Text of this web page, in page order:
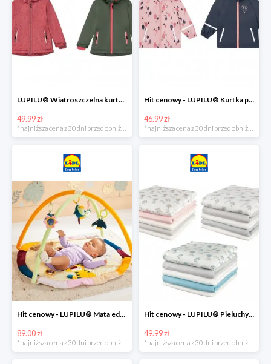
LUPILU® Wiatroszczelna kurtka dziecięca softshell, 1 sztuka
49.99 zł
Hit cenowy - LUPILU® Kurtka przeciwdeszczowa dziewczęca, 1 sztuka
46.99 zł
Hit cenowy - LUPILU® Mata edukacyjna dla niemowląt, 1 sztuka
89.00 zł
*najniższa cena z 30 dni przed obniżką
Hit cenowy - LUPILU® Pieluchy tetrowe 80x80 cm, z biobawełny, 5 sztuk
49.99 zł
*najniższa cena z 30 dni przed obniżką